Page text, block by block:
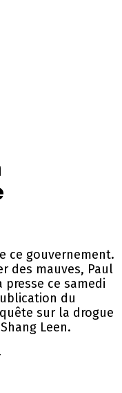
ce gouvernement.
des mauves, Paul
presse ce samedi
du
sur la drogue
Leen.